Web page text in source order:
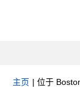
主页 | 位于